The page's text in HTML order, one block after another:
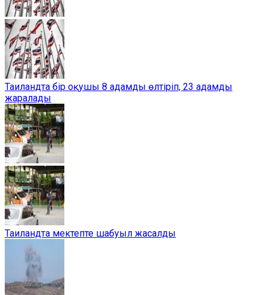
Таиландта бір оқушы 8 адамды өлтіріп, 23 адамды
жаралады
Таиландта мектепте шабуыл жасалды